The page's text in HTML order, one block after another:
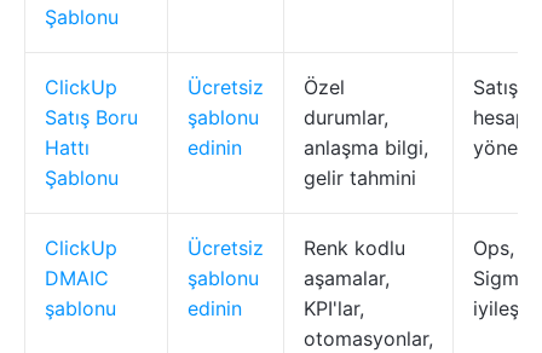
Şablonu
ClickUp
Satış Boru
Hattı
Şablonu
Ücretsiz
şablonu
edinin
Özel
durumlar,
anlaşma bilgi,
gelir tahmini
Satış
hesap
ClickUp
DMAIC
şablonu
Ücretsiz
şablonu
edinin
Renk kodlu
aşamalar,
KPI'lar,
otomasyonlar,
Ops,
Sigma,